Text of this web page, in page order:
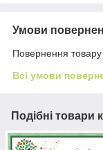
Умови
Повернення
Всі умови
Подібні товари